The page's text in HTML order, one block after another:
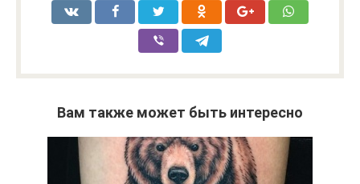
Вам также может быть интересно